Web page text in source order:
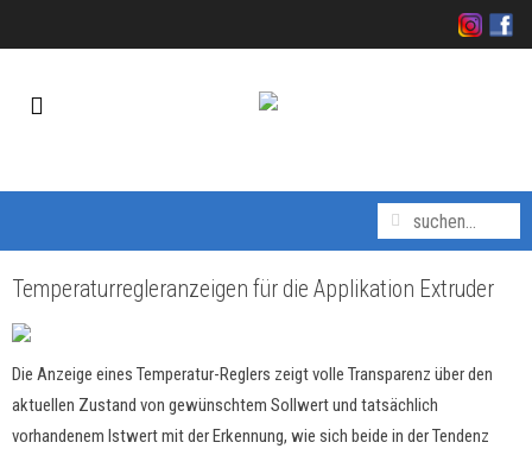
Temperaturregleranzeigen für die Applikation Extruder
Die Anzeige eines Temperatur-Reglers zeigt volle Transparenz über den
aktuellen Zustand von gewünschtem Sollwert und tatsächlich
vorhandenem Istwert mit der Erkennung, wie sich beide in der Tendenz